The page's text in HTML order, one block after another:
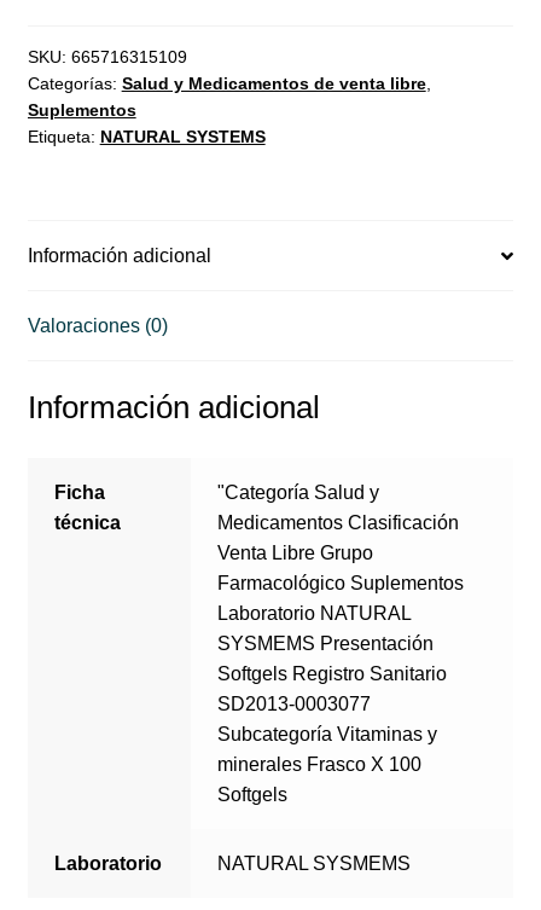
SKU: 665716315109
Categorías: Salud y Medicamentos de venta libre,
Suplementos
Etiqueta: NATURAL SYSTEMS
Información adicional
Valoraciones (0)
Información adicional
Ficha
técnica
"Categoría Salud y
Medicamentos Clasificación
Venta Libre Grupo
Farmacológico Suplementos
Laboratorio NATURAL
SYSMEMS Presentación
Softgels Registro Sanitario
SD2013-0003077
Subcategoría Vitaminas y
minerales Frasco X 100
Softgels
Laboratorio NATURAL SYSMEMS